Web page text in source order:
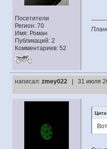
Посетители
Регион: 70
Имя: Роман
Публикаций: 2
Комментариев: 52
написал: zmey022 | 31 июля